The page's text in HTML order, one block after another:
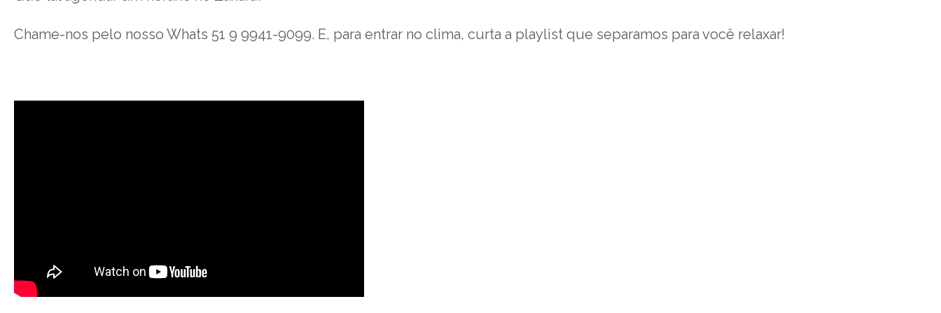
Chame-nos pelo nosso Whats 51 9 9941-9099. E, para entrar no clima, curta a playlist que separamos para você relaxar!